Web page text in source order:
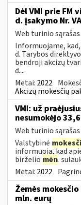
Dėl VMI prie FM
d. įsakymo Nr.
Web turinio sąrašas
Informuojame,
d. Tarybos
bendroji akcizų
d....
Metai: 2022
Akcizų mokesčių
VMI: už
nesumokėjo
Web turinio sąrašas
Valstybinė
informuoja, kad
birželio mėn.
Metai: 2022
Žemės
mln. eurų